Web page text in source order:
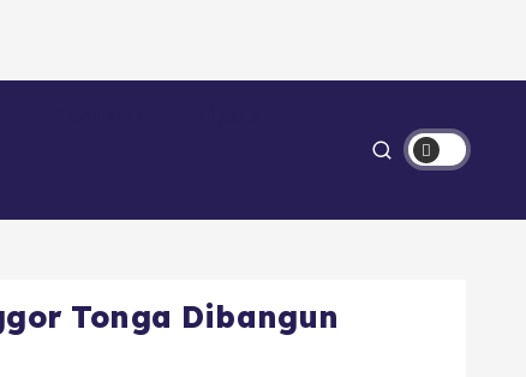
Tonga Dibangun